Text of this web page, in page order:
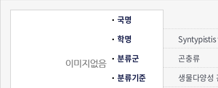
국명
학명
분류군
곤충류
분류기준
생물다양성